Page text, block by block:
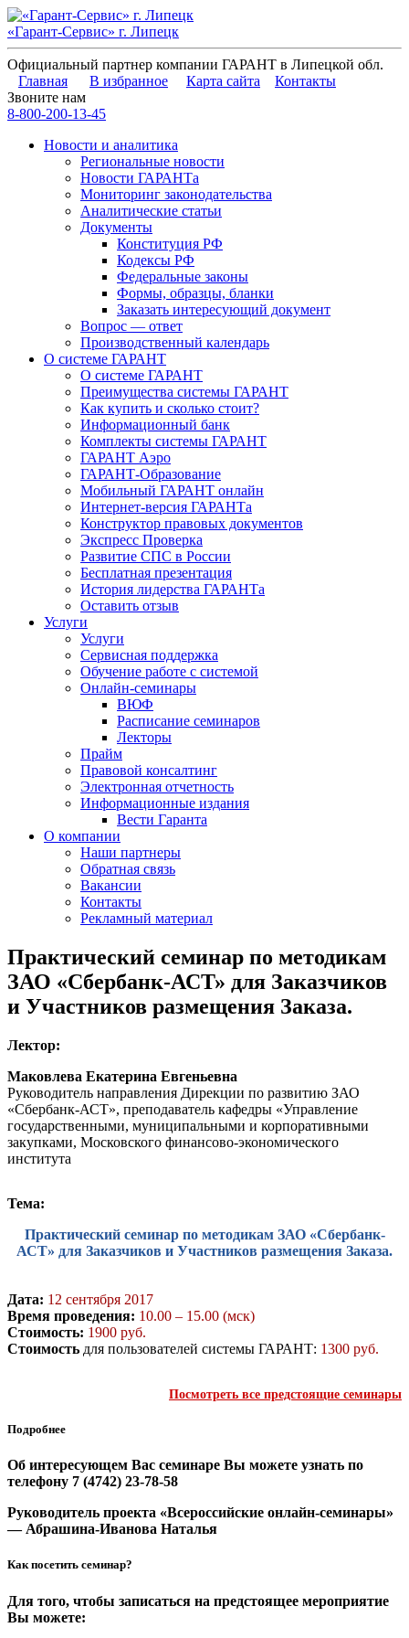
«Гарант-Сервис» г. Липецк
Официальный партнер компании ГАРАНТ в Липецкой обл.
Главная
В избранное Карта сайта
Контакты
Звоните нам
8-800-200-13-45
Новости и аналитика
Региональные новости
Новости ГАРАНТа
Мониторинг законодательства
Аналитические статьи
Документы
Конституция РФ
Кодексы РФ
Федеральные законы
Формы, образцы, бланки
Заказать интересующий документ
Вопрос — ответ
Производственный календарь
О системе ГАРАНТ
О системе ГАРАНТ
Преимущества системы ГАРАНТ
Как купить и сколько стоит?
Информационный банк
Комплекты системы ГАРАНТ
ГАРАНТ Аэро
ГАРАНТ-Образование
Мобильный ГАРАНТ онлайн
Интернет-версия ГАРАНТа
Конструктор правовых документов
Экспресс Проверка
Развитие СПС в России
Бесплатная презентация
История лидерства ГАРАНТа
Оставить отзыв
Услуги
Услуги
Сервисная поддержка
Обучение работе с системой
Онлайн-семинары
ВЮФ
Расписание семинаров
Лекторы
Прайм
Правовой консалтинг
Электронная отчетность
Информационные издания
Вести Гаранта
О компании
Наши партнеры
Обратная связь
Вакансии
Контакты
Рекламный материал
Практический семинар по методикам
ЗАО «Сбербанк-АСТ» для Заказчиков
и Участников размещения Заказа.
Лектор:
Маковлева Екатерина Евгеньевна
Руководитель направления Дирекции по развитию ЗАО
«Сбербанк-АСТ», преподаватель кафедры «Управление
государственными, муниципальными и корпоративными
закупками, Московского финансово-экономического
института
Тема:
Практический семинар по методикам ЗАО «Сбербанк-
АСТ» для Заказчиков и Участников размещения Заказа.
Дата: 12 сентября 2017
Время проведения: 10.00 – 15.00 (мск)
Стоимость: 1900 руб.
Стоимость для пользователей системы ГАРАНТ: 1300 руб.
Посмотреть все предстоящие семинары
Подробнее
Об интересующем Вас семинаре Вы можете узнать по
телефону 7 (4742) 23-78-58
Руководитель проекта «Всероссийские онлайн-семинары»
— Абрашина-Иванова Наталья
Как посетить семинар?
Для того, чтобы записаться на предстоящее мероприятие
Вы можете: